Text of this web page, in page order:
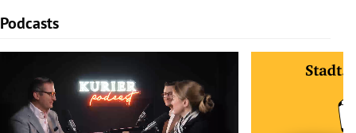
Podcasts
Slide 1 von 6